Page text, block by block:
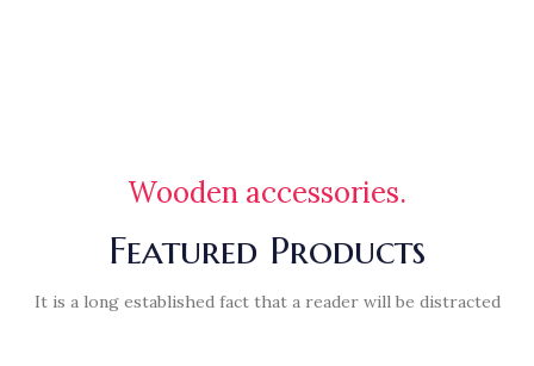
Wooden accessories.
Featured Products
It is a long established fact that a reader will be distracted